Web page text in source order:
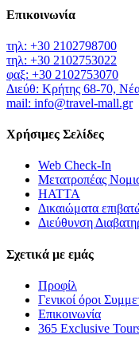
Επικοινωνία
τηλ: +30 2102798700
τηλ: +30 2102753022
φαξ: +30 2102753070
Διεύθ: Κρήτης 68-70,
mail: info@travel-mall.gr
Χρήσιμες Σελίδες
Web Check-In
Μετατροπέας
HATTA
Δικαιώματα
Διεύθυνση
Σχετικά με εμάς
Προφίλ
Γενικοί όροι
Επικοινωνία
365 Exclusive